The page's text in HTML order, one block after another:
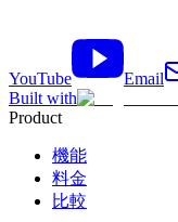
YouTube
Email
Built with
Product
機能
料金
比較